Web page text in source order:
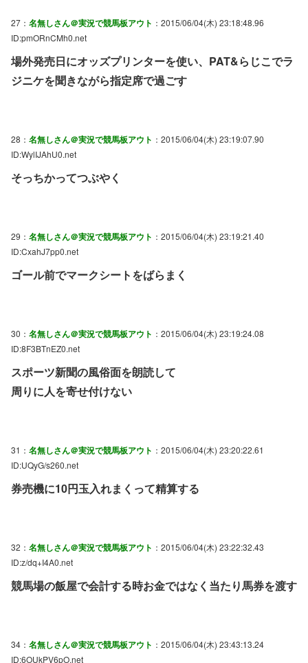
27： 名無しさん＠実況で競馬板アウト ：2015/06/04(木) 23:18:48.96
ID:pmORnCMh0.net
場外発売日にオッズプリンターを使い、PAT&らじこでラ
ジニケを聞きながら指定席で過ごす
28： 名無しさん＠実況で競馬板アウト ：2015/06/04(木) 23:19:07.90
ID:WylIJAhU0.net
そっちかってつぶやく
29： 名無しさん＠実況で競馬板アウト ：2015/06/04(木) 23:19:21.40
ID:CxahJ7pp0.net
ゴール前でマークシートをばらまく
30： 名無しさん＠実況で競馬板アウト ：2015/06/04(木) 23:19:24.08
ID:8F3BTnEZ0.net
スポーツ新聞の風俗面を朗読して
周りに人を寄せ付けない
31： 名無しさん＠実況で競馬板アウト ：2015/06/04(木) 23:20:22.61
ID:UQyG/s260.net
券売機に10円玉入れまくって精算する
32： 名無しさん＠実況で競馬板アウト ：2015/06/04(木) 23:22:32.43
ID:z/dq+I4A0.net
競馬場の飯屋で会計する時お金ではなく当たり馬券を渡す
34： 名無しさん＠実況で競馬板アウト ：2015/06/04(木) 23:43:13.24
ID:6OUkPV6pO.net